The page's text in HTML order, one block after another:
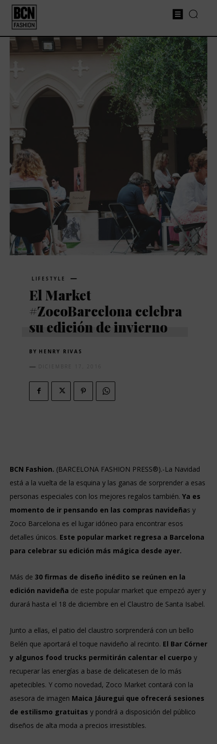
LIFESTYLE
El Market
#ZocoBarcelona celebra
su edición de invierno
BY HENRY RIVAS
DICIEMBRE 17, 2016
BCN Fashion. (BARCELONA FASHION PRESS®).-La Navidad
está a la vuelta de la esquina y las ganas de sorprender a esas
personas especiales con los mejores regalos también. Ya es
momento de ir pensando en las compras navideñas y
Zoco Barcelona es el lugar idóneo para encontrar esos
detalles únicos. Este popular market regresa a Barcelona
para celebrar su edición más mágica desde ayer.
Más de 30 firmas de diseño inédito se reúnen en la
edición navideña de este popular market que empezó ayer y
durará hasta el 18 de diciembre en el Claustro de Santa Isabel.
Junto a ellas, el patio del claustro sorprenderá con un bello
Belén que aportará el toque navideño al recinto. El Bar Córner
y algunos food trucks permitirán calentar el cuerpo y
recuperar las energías a base de delicatesen de lo más
apetecibles. Y como novedad, Zoco Market contará con la
asesora de imagen Maica Jáuregui que ofrecerá sesiones
de estilismo gratuitas y pondrá a disposición del público
diseños de alta moda a precios irresistibles.